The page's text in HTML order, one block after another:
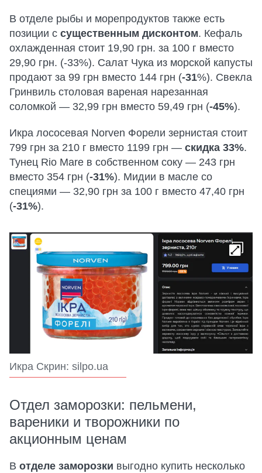
В отделе рыбы и морепродуктов также есть
позиции с существенным дисконтом. Кефаль
охлажденная стоит 19,90 грн. за 100 г вместо
29,90 грн. (-33%). Салат Чука из морской капусты
продают за 99 грн вместо 144 грн (-31%). Свекла
Гринвиль столовая вареная нарезанная
соломкой — 32,99 грн вместо 59,49 грн (-45%).
Икра лососевая Norven Форели зернистая стоит
799 грн за 210 г вместо 1199 грн — скидка 33%.
Тунец Rio Mare в собственном соку — 243 грн
вместо 354 грн (-31%). Мидии в масле со
специями — 32,90 грн за 100 г вместо 47,40 грн
(-31%).
Икра Скрин: silpo.ua
Отдел заморозки: пельмени,
вареники и творожники по
акционным ценам
В отделе заморозки выгодно купить несколько